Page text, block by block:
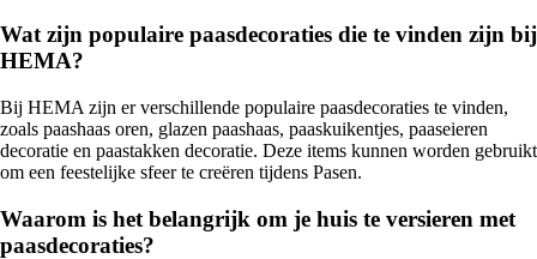
Wat zijn populaire paasdecoraties die te vinden zijn bij
HEMA?
Bij HEMA zijn er verschillende populaire paasdecoraties te vinden,
zoals paashaas oren, glazen paashaas, paaskuikentjes, paaseieren
decoratie en paastakken decoratie. Deze items kunnen worden gebruikt
om een feestelijke sfeer te creëren tijdens Pasen.
Waarom is het belangrijk om je huis te versieren met
paasdecoraties?